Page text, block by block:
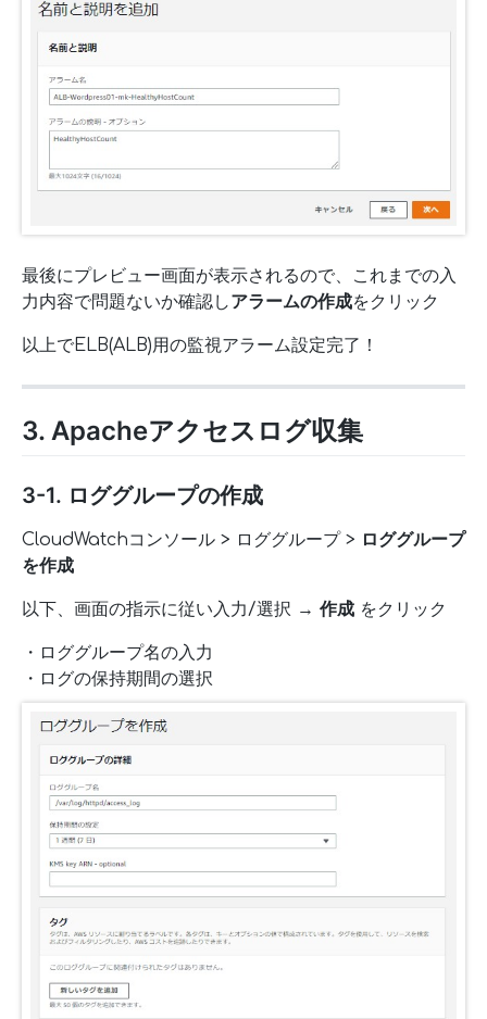
最後にプレビュー画面が表示されるので、これまでの入
力内容で問題ないか確認しアラームの作成をクリック
以上でELB(ALB)用の監視アラーム設定完了！
3. Apacheアクセスログ収集
3-1. ロググループの作成
CloudWatchコンソール > ロググループ > ロググループ
を作成
以下、画面の指示に従い入力/選択 → 作成 をクリック
・ロググループ名の入力
・ログの保持期間の選択